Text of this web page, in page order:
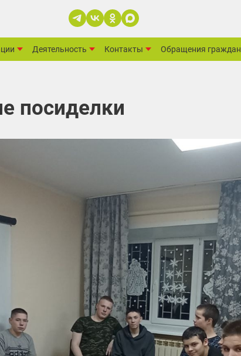
Деятельность Контакты Обращения граждан
посиделки